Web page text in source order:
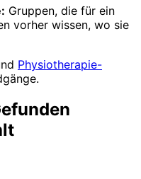
Gruppen, die für ein
vorher wissen, wo sie
Physiotherapie-